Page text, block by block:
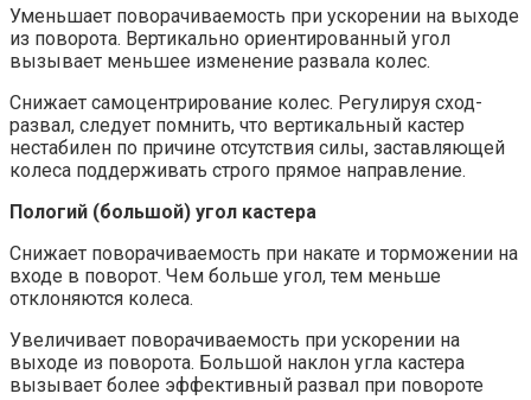
Уменьшает поворачиваемость при ускорении на выходе
из поворота. Вертикально ориентированный угол
вызывает меньшее изменение развала колес.
Снижает самоцентрирование колес. Регулируя сход-
развал, следует помнить, что вертикальный кастер
нестабилен по причине отсутствия силы, заставляющей
колеса поддерживать строго прямое направление.
Пологий (большой) угол кастера
Снижает поворачиваемость при накате и торможении на
входе в поворот. Чем больше угол, тем меньше
отклоняются колеса.
Увеличивает поворачиваемость при ускорении на
выходе из поворота. Большой наклон угла кастера
вызывает более эффективный развал при повороте